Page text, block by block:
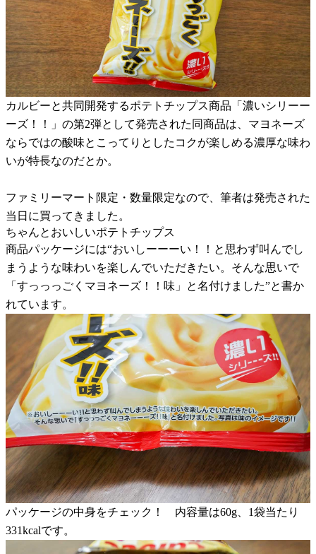
カルビーと共同開発するポテトチップス商品「濃いシリーー
ーズ！！」の第2弾として発売された同商品は、マヨネーズ
ならではの酸味とこってりとしたコクが楽しめる濃厚な味わ
いが特長なのだとか。
ファミリーマート限定・数量限定なので、筆者は発売された
当日に買ってきました。
ちゃんとおいしいポテトチップス
商品パッケージには“おいしーーーい！！と思わず叫んでし
まうような味わいを楽しんでいただきたい。そんな思いで
「すっっっごくマヨネーズ！！味」と名付けました”と書か
れています。
パッケージの中身をチェック！ 内容量は60g、1袋当たり
331kcalです。